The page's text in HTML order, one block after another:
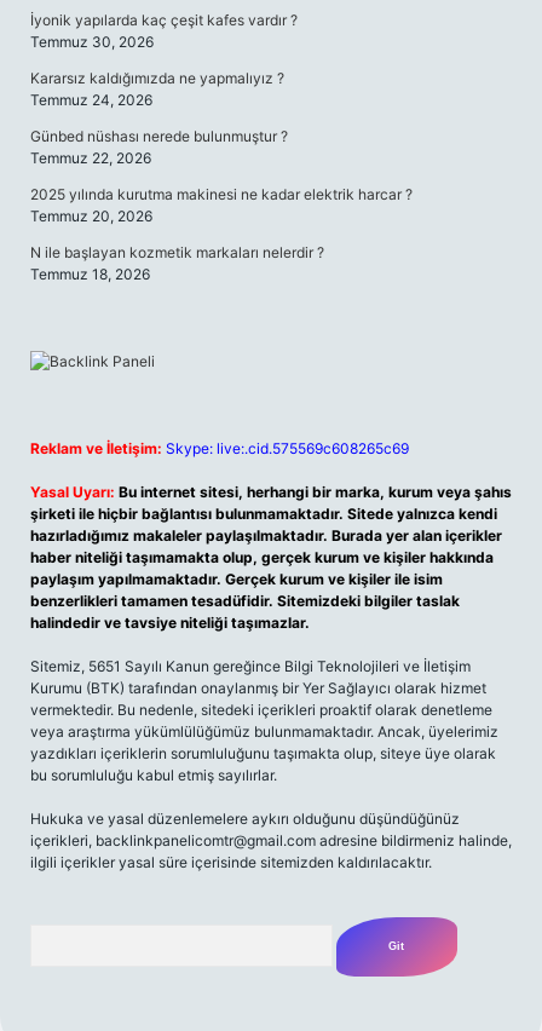
İyonik yapılarda kaç çeşit kafes vardır ?
Temmuz 30, 2026
Kararsız kaldığımızda ne yapmalıyız ?
Temmuz 24, 2026
Günbed nüshası nerede bulunmuştur ?
Temmuz 22, 2026
2025 yılında kurutma makinesi ne kadar elektrik harcar ?
Temmuz 20, 2026
N ile başlayan kozmetik markaları nelerdir ?
Temmuz 18, 2026
Reklam ve İletişim: Skype: live:.cid.575569c608265c69
Yasal Uyarı: Bu internet sitesi, herhangi bir marka, kurum veya şahıs
şirketi ile hiçbir bağlantısı bulunmamaktadır. Sitede yalnızca kendi
hazırladığımız makaleler paylaşılmaktadır. Burada yer alan içerikler
haber niteliği taşımamakta olup, gerçek kurum ve kişiler hakkında
paylaşım yapılmamaktadır. Gerçek kurum ve kişiler ile isim
benzerlikleri tamamen tesadüfidir. Sitemizdeki bilgiler taslak
halindedir ve tavsiye niteliği taşımazlar.
Sitemiz, 5651 Sayılı Kanun gereğince Bilgi Teknolojileri ve İletişim
Kurumu (BTK) tarafından onaylanmış bir Yer Sağlayıcı olarak hizmet
vermektedir. Bu nedenle, sitedeki içerikleri proaktif olarak denetleme
veya araştırma yükümlülüğümüz bulunmamaktadır. Ancak, üyelerimiz
yazdıkları içeriklerin sorumluluğunu taşımakta olup, siteye üye olarak
bu sorumluluğu kabul etmiş sayılırlar.
Hukuka ve yasal düzenlemelere aykırı olduğunu düşündüğünüz
içerikleri, backlinkpanelicomtr@gmail.com adresine bildirmeniz halinde,
ilgili içerikler yasal süre içerisinde sitemizden kaldırılacaktır.